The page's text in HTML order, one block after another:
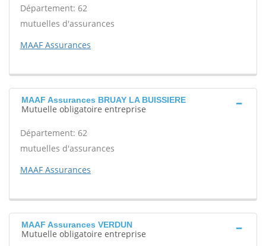
Département: 62
mutuelles d'assurances
MAAF Assurances
MAAF Assurances BRUAY LA BUISSIERE
Mutuelle obligatoire entreprise
Département: 62
mutuelles d'assurances
MAAF Assurances
MAAF Assurances VERDUN
Mutuelle obligatoire entreprise